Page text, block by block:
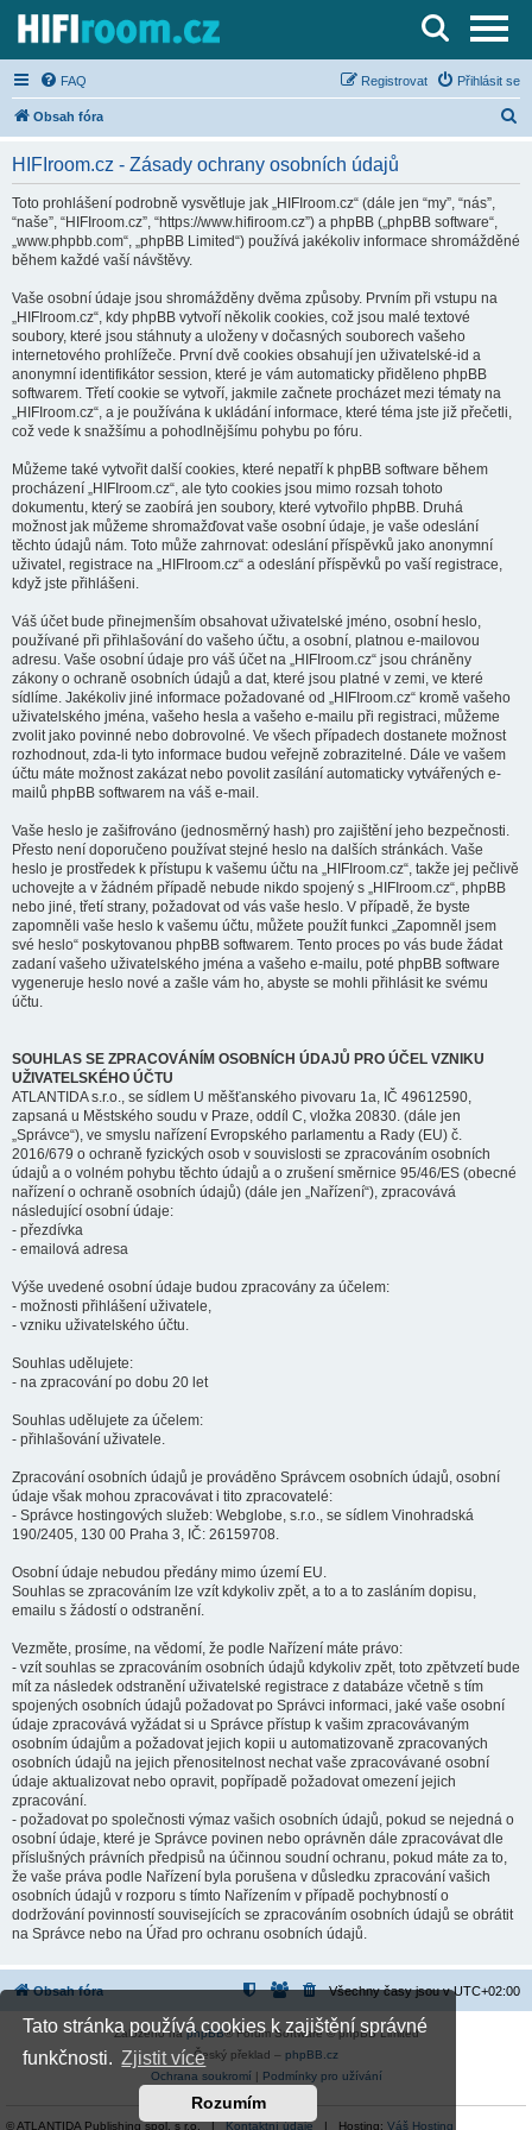
Tato stránka používá cookies k zajištění správné
funkčnosti. Zjistit více
Rozumím
Server o Hi-Fi a AV technice
FAQ Přihlásit se
Registrovat
Obsah fóra
HIFIroom.cz - Zásady ochrany osobních údajů
Toto prohlášení podrobně vysvětluje jak „HIFIroom.cz“ (dále jen “my”, “nás”,
“naše”, “HIFIroom.cz”, “https://www.hifiroom.cz”) a phpBB („phpBB software“,
„www.phpbb.com“, „phpBB Limited“) používá jakékoliv informace shromážděné
během každé vaší návštěvy.
Vaše osobní údaje jsou shromážděny dvěma způsoby. Prvním při vstupu na
„HIFIroom.cz“, kdy phpBB vytvoří několik cookies, což jsou malé textové
soubory, které jsou stáhnuty a uloženy v dočasných souborech vašeho
internetového prohlížeče. První dvě cookies obsahují jen uživatelské-id a
anonymní identifikátor session, které je vám automaticky přiděleno phpBB
softwarem. Třetí cookie se vytvoří, jakmile začnete procházet mezi tématy na
„HIFIroom.cz“, a je používána k ukládání informace, které téma jste již přečetli,
což vede k snažšímu a pohodlnějšímu pohybu po fóru.
Můžeme také vytvořit další cookies, které nepatří k phpBB software během
procházení „HIFIroom.cz“, ale tyto cookies jsou mimo rozsah tohoto
dokumentu, který se zaobírá jen soubory, které vytvořilo phpBB. Druhá
možnost jak můžeme shromažďovat vaše osobní údaje, je vaše odeslání
těchto údajů nám. Toto může zahrnovat: odeslání příspěvků jako anonymní
uživatel, registrace na „HIFIroom.cz“ a odeslání příspěvků po vaší registrace,
když jste přihlášeni.
Váš účet bude přinejmenším obsahovat uživatelské jméno, osobní heslo,
používané při přihlašování do vašeho účtu, a osobní, platnou e-mailovou
adresu. Vaše osobní údaje pro váš účet na „HIFIroom.cz“ jsou chráněny
zákony o ochraně osobních údajů a dat, které jsou platné v zemi, ve které
sídlíme. Jakékoliv jiné informace požadované od „HIFIroom.cz“ kromě vašeho
uživatelského jména, vašeho hesla a vašeho e-mailu při registraci, můžeme
zvolit jako povinné nebo dobrovolné. Ve všech případech dostanete možnost
rozhodnout, zda-li tyto informace budou veřejně zobrazitelné. Dále ve vašem
účtu máte možnost zakázat nebo povolit zasílání automaticky vytvářených e-
mailů phpBB softwarem na váš e-mail.
Vaše heslo je zašifrováno (jednosměrný hash) pro zajištění jeho bezpečnosti.
Přesto není doporučeno používat stejné heslo na dalších stránkách. Vaše
heslo je prostředek k přístupu k vašemu účtu na „HIFIroom.cz“, takže jej pečlivě
uchovejte a v žádném případě nebude nikdo spojený s „HIFIroom.cz“, phpBB
nebo jiné, třetí strany, požadovat od vás vaše heslo. V případě, že byste
zapomněli vaše heslo k vašemu účtu, můžete použít funkci „Zapomněl jsem
své heslo“ poskytovanou phpBB softwarem. Tento proces po vás bude žádat
zadaní vašeho uživatelského jména a vašeho e-mailu, poté phpBB software
vygeneruje heslo nové a zašle vám ho, abyste se mohli přihlásit ke svému
účtu.
SOUHLAS SE ZPRACOVÁNÍM OSOBNÍCH ÚDAJŮ PRO ÚČEL VZNIKU
UŽIVATELSKÉHO ÚČTU
ATLANTIDA s.r.o., se sídlem U měšťanského pivovaru 1a, IČ 49612590,
zapsaná u Městského soudu v Praze, oddíl C, vložka 20830. (dále jen
„Správce“), ve smyslu nařízení Evropského parlamentu a Rady (EU) č.
2016/679 o ochraně fyzických osob v souvislosti se zpracováním osobních
údajů a o volném pohybu těchto údajů a o zrušení směrnice 95/46/ES (obecné
nařízení o ochraně osobních údajů) (dále jen „Nařízení“), zpracovává
následující osobní údaje:
- přezdívka
- emailová adresa
Výše uvedené osobní údaje budou zpracovány za účelem:
- možnosti přihlášení uživatele,
- vzniku uživatelského účtu.
Souhlas udělujete:
- na zpracování po dobu 20 let
Souhlas udělujete za účelem:
- přihlašování uživatele.
Zpracování osobních údajů je prováděno Správcem osobních údajů, osobní
údaje však mohou zpracovávat i tito zpracovatelé:
- Správce hostingových služeb: Webglobe, s.r.o., se sídlem Vinohradská
190/2405, 130 00 Praha 3, IČ: 26159708.
Osobní údaje nebudou předány mimo území EU.
Souhlas se zpracováním lze vzít kdykoliv zpět, a to a to zasláním dopisu,
emailu s žádostí o odstranění.
Vezměte, prosíme, na vědomí, že podle Nařízení máte právo:
- vzít souhlas se zpracováním osobních údajů kdykoliv zpět, toto zpětvzetí bude
mít za následek odstranění uživatelské registrace z databáze včetně s tím
spojených osobních údajů požadovat po Správci informaci, jaké vaše osobní
údaje zpracovává vyžádat si u Správce přístup k vašim zpracovávaným
osobním údajům a požadovat jejich kopii u automatizovaně zpracovaných
osobních údajů na jejich přenositelnost nechat vaše zpracovávané osobní
údaje aktualizovat nebo opravit, popřípadě požadovat omezení jejich
zpracování.
- požadovat po společnosti výmaz vašich osobních údajů, pokud se nejedná o
osobní údaje, které je Správce povinen nebo oprávněn dále zpracovávat dle
příslušných právních předpisů na účinnou soudní ochranu, pokud máte za to,
že vaše práva podle Nařízení byla porušena v důsledku zpracování vašich
osobních údajů v rozporu s tímto Nařízením v případě pochybností o
dodržování povinností souvisejících se zpracováním osobních údajů se obrátit
na Správce nebo na Úřad pro ochranu osobních údajů.
Obsah fóra Všechny časy jsou vUTC+02:00
Založeno naphpBB® Forum Software © phpBB Limited
Český překlad – phpBB.cz
Ochrana soukromí| Podmínky pro užívání
© ATLANTIDA Publishing spol. s r.o. |Kontaktní údaje| Hosting: Váš Hosting